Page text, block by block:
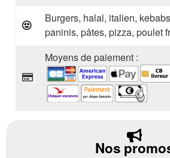
Burgers, halal, italien,
paninis, pâtes, pizza, poulet
Moyens de paiement :
Nos